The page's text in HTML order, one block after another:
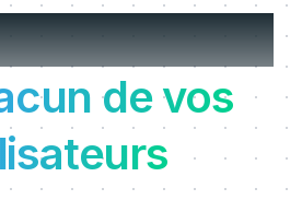
assis à côté
de vos